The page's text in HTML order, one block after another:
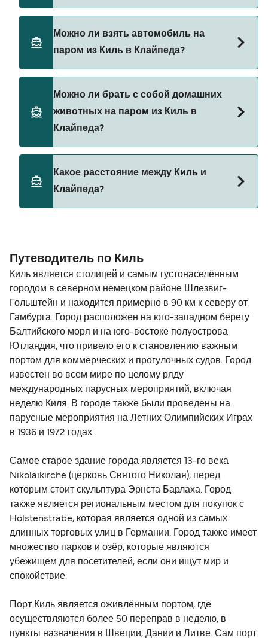
на паромы.
пароме из Киль в Клайпеда с
Можно ли взять автомобиль на
паром из Киль в Клайпеда?
автомобилем из Киль в Клайпеда с
DFDS Seaways
Можно ли брать с собой домашних
животных на паром из Киль в
Клайпеда?
борт парома. Возможно, вам понадобится
паспорт для питомца. Пожалуйста, ознакомьтесь
с правилами перевозки животных у операторов
DFDS Seaways
Какое расстояние между Киль и
Клайпеда?
Путеводитель по Киль
Киль является столицей и самым густонаселённым
городом в северном немецком районе Шлезвиг-
Гольштейн и находится примерно в 90 км к северу от
Гамбурга. Город расположен на юго-западном берегу
Балтийского моря и на юго-востоке полуострова
Ютландия, что привело его к становлению важным
портом для коммерческих и прогулочных судов. Город
известен во всем мире по целому ряду
международных парусных мероприятий, включая
неделю Киля. В городе также были проведены на
парусные мероприятия на Летних Олимпийских Играх
в 1936 и 1972 годах.
Самое старое здание города является 13-го века
Nikolaikirche (церковь Святого Николая), перед
которым стоит скульптура Эрнста Барлаха. Город
также является региональным местом для покупок с
Holstenstrabe, которая является одной из самых
длинных торговых улиц в Германии. Город также имеет
множество парков и озёр, которые являются
убежищем для посетителей, если они ищут мир и
спокойствие.
Порт Киль является оживлённым портом, где
осуществляются более 50 переправ в неделю, в
пункты назначения в Швеции, Дании и Литве. Сам порт